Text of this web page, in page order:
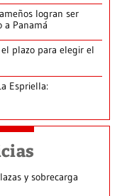
logran ser
a Panamá
plazo para elegir el
Espriella:
y sobrecarga